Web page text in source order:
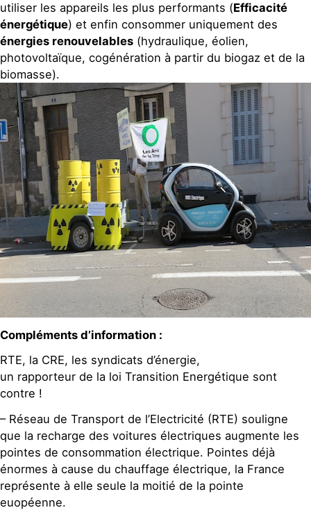
utiliser les appareils les plus performants (Efficacité
énergétique) et enfin consommer uniquement des
énergies renouvelables (hydraulique, éolien,
photovoltaïque, cogénération à partir du biogaz et de la
biomasse).
Compléments d’information :
RTE, la CRE, les syndicats d’énergie,
un rapporteur de la loi Transition Energétique sont
contre !
– Réseau de Transport de l’Electricité (RTE) souligne
que la recharge des voitures électriques augmente les
pointes de consommation électrique. Pointes déjà
énormes à cause du chauffage électrique, la France
représente à elle seule la moitié de la pointe
euopéenne.